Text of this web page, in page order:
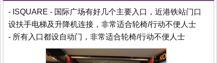
- ISQUARE - 国际广场有好几个主要入口，近港铁站门口
设扶手电梯及升降机连接，非常适合轮椅/行动不便人士
- 所有入口都设自动门，非常适合轮椅/行动不便人士